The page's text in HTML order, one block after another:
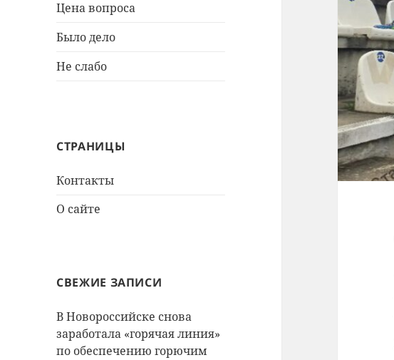
Цена вопроса
Было дело
Не слабо
СТРАНИЦЫ
Контакты
О сайте
СВЕЖИЕ ЗАПИСИ
В Новороссийске снова
заработала «горячая линия»
по обеспечению горючим